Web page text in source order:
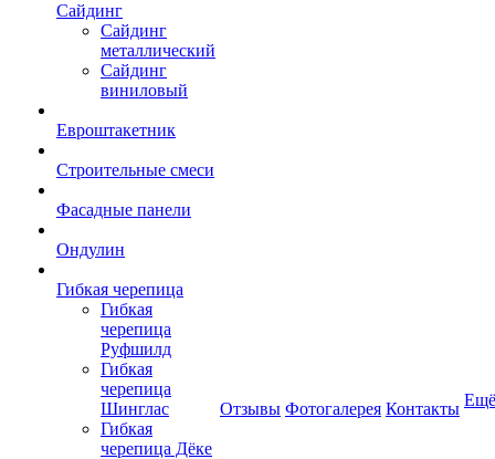
Сайдинг
Сайдинг
металлический
Сайдинг
виниловый
Евроштакетник
Строительные смеси
Фасадные панели
Ондулин
Гибкая черепица
Гибкая
черепица
Руфшилд
Гибкая
черепица
Шинглас
Гибкая
черепица Дёке
Отзывы Фотогалерея Контакты Ещё